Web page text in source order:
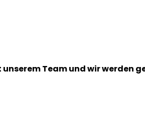
Team und wir werden